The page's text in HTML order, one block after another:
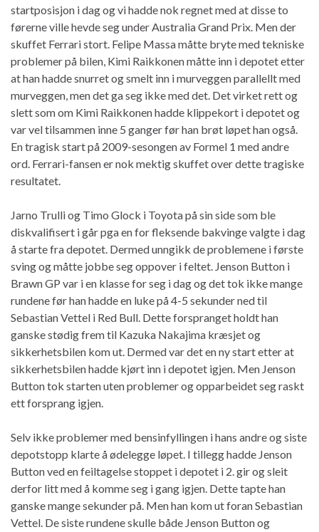
startposisjon i dag og vi hadde nok regnet med at disse to
førerne ville hevde seg under Australia Grand Prix. Men der
skuffet Ferrari stort. Felipe Massa måtte bryte med tekniske
problemer på bilen, Kimi Raikkonen måtte inn i depotet etter
at han hadde snurret og smelt inn i murveggen parallellt med
murveggen, men det ga seg ikke med det. Det virket rett og
slett som om Kimi Raikkonen hadde klippekort i depotet og
var vel tilsammen inne 5 ganger før han brøt løpet han også.
En tragisk start på 2009-sesongen av Formel 1 med andre
ord. Ferrari-fansen er nok mektig skuffet over dette tragiske
resultatet.
Jarno Trulli og Timo Glock i Toyota på sin side som ble
diskvalifisert i går pga en for fleksende bakvinge valgte i dag
å starte fra depotet. Dermed unngikk de problemene i første
sving og måtte jobbe seg oppover i feltet. Jenson Button i
Brawn GP var i en klasse for seg i dag og det tok ikke mange
rundene før han hadde en luke på 4-5 sekunder ned til
Sebastian Vettel i Red Bull. Dette forspranget holdt han
ganske stødig frem til Kazuka Nakajima kræsjet og
sikkerhetsbilen kom ut. Dermed var det en ny start etter at
sikkerhetsbilen hadde kjørt inn i depotet igjen. Men Jenson
Button tok starten uten problemer og opparbeidet seg raskt
ett forsprang igjen.
Selv ikke problemer med bensinfyllingen i hans andre og siste
depotstopp klarte å ødelegge løpet. I tillegg hadde Jenson
Button ved en feiltagelse stoppet i depotet i 2. gir og sleit
derfor litt med å komme seg i gang igjen. Dette tapte han
ganske mange sekunder på. Men han kom ut foran Sebastian
Vettel. De siste rundene skulle både Jenson Button og